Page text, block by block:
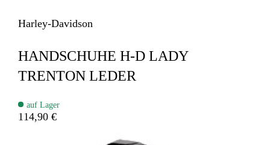
Harley-Davidson
HANDSCHUHE H-D LADY
TRENTON LEDER
auf Lager
114,90 €